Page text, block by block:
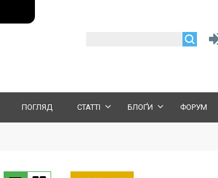
ПОГЛЯД СТАТТІ БЛОҐИ ФОРУМ